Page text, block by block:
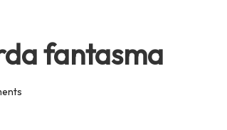
fantasma